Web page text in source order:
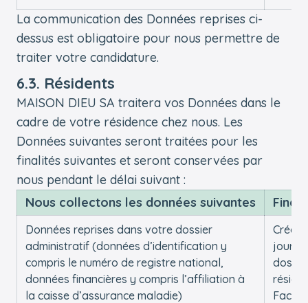
La communication des Données reprises ci-
dessus est obligatoire pour nous permettre de
traiter votre candidature.
6.3. Résidents
MAISON DIEU SA traitera vos Données dans le
cadre de votre résidence chez nous. Les
Données suivantes seront traitées pour les
finalités suivantes et seront conservées par
nous pendant le délai suivant :
Nous collectons les données suivantes
Données reprises dans votre dossier
administratif (données d’identification y
compris le numéro de registre national,
données financières y compris l’affiliation à
la caisse d’assurance maladie)
Créer
jour